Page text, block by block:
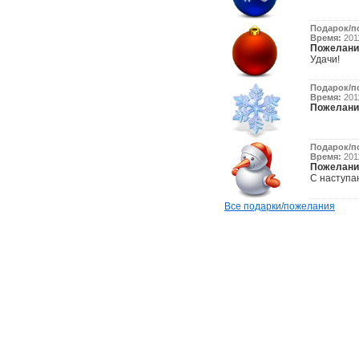
Подарок/
Время:
Удачи!
Подарок/
Время:
Подарок/
Время:
С
Все подарки/пожелания